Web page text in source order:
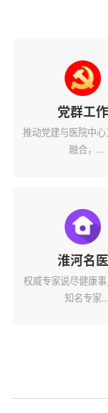
党群工作
推动党建与医院中
融合，
淮河名医
权威专家说尽健康
知名专家